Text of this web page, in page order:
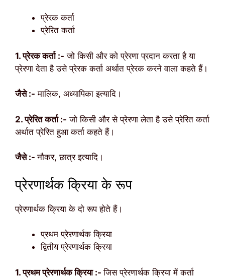
प्रेरक कर्ता
प्रेरित कर्ता
1. प्रेरक कर्ता :- जो किसी और को प्रेरणा प्रदान करता है या
प्रेरणा देता है उसे प्रेरक कर्ता अर्थात प्रेरक करने वाला कहते हैं।
जैसे :- मालिक, अध्यापिका इत्यादि।
2. प्रेरित कर्ता :- जो किसी और से प्रेरणा लेता है उसे प्रेरित कर्ता
अर्थात प्रेरित हुआ कर्ता कहते हैं।
जैसे :-नौकर, छात्र इत्यादि।
प्रेरणार्थक क्रिया के रूप
प्रेरणार्थक क्रिया के दो रूप होते हैं।
प्रथम प्रेरणार्थक क्रिया
द्वितीय प्रेरणार्थक क्रिया
1. प्रथम प्रेरणार्थक क्रिया :-जिस प्रेरणार्थक क्रिया में कर्ता